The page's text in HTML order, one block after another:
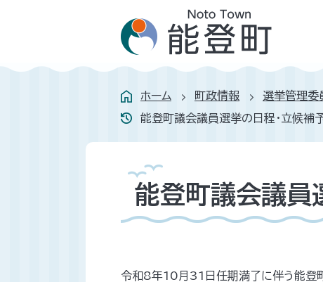
ホーム 町政情報 選挙管理委
能登町議会議員選挙の日程・立候補
能登町議会議員
令和8年10月31日任期満了に伴う能登